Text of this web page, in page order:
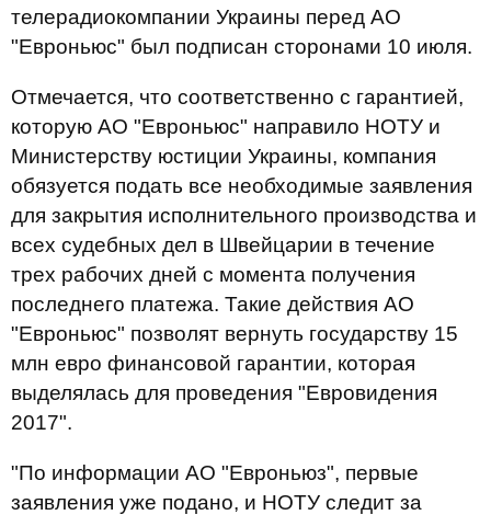
телерадиокомпании Украины перед АО
"Евроньюс" был подписан сторонами 10 июля.
Отмечается, что соответственно с гарантией,
которую АО "Евроньюс" направило НОТУ и
Министерству юстиции Украины, компания
обязуется подать все необходимые заявления
для закрытия исполнительного производства и
всех судебных дел в Швейцарии в течение
трех рабочих дней с момента получения
последнего платежа. Такие действия АО
"Евроньюс" позволят вернуть государству 15
млн евро финансовой гарантии, которая
выделялась для проведения "Евровидения
2017".
"По информации АО "Евроньюз", первые
заявления уже подано, и НОТУ следит за